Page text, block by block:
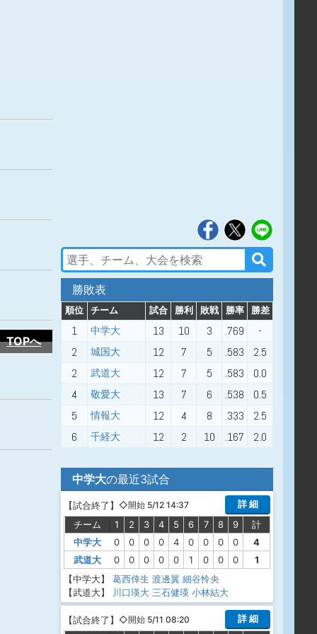
TOPへ
勝敗表
順位 チーム 試合 勝利 敗戦 勝率 勝差
1 中学大 13 10 3 .769
-
2
城国大 12 7 5 .583
2.5
2
武道大 12 7 5 .583
0.0
4
敬愛大 13 7 6 .538
0.5
5
情報大 12 4 8 .333
2.5
6
千経大 12 2 10 .167 2.0
中学大の最近3試合
【試合終了】 ◇開始 5/12 14:37
詳 細
チーム
1 2 3 4 5 6 7 8 9
計
中学大
0 0 0 0 4 0 0 0 0
4
武道大
0 0 0 0 0 1 0 0 0
1
【中学大】
葛西倖生 渡邊翼 細谷怜央
【武道大】
川口瑛大 三石健瑛 小林結大
【試合終了】 ◇開始 5/11 08:20
詳 細